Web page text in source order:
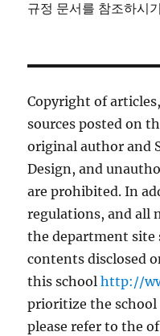
규정 문서를 참조하시
Copyright of
sources posted on
original author and
Design, and
are prohibited. In
regulations, and all
the department
contents disclosed
this schoolhttp://
prioritize the school
please refer to the